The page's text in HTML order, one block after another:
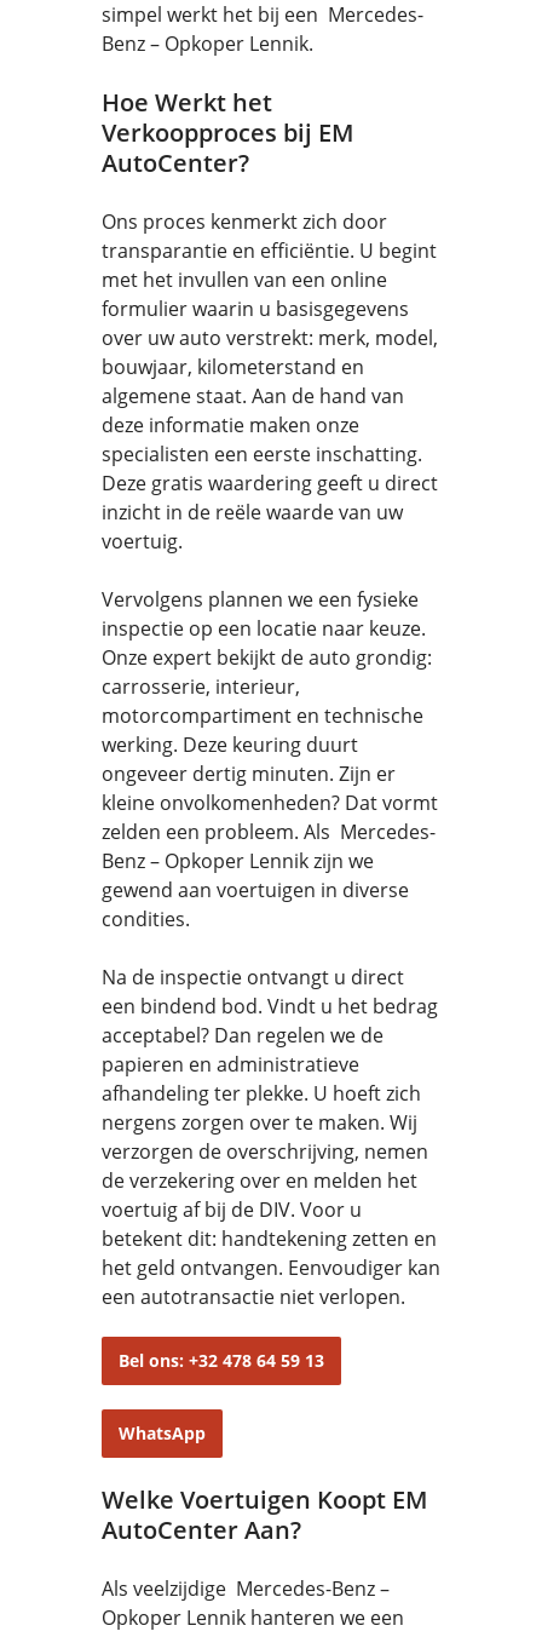
simpel werkt het bij een Mercedes-
Benz – Opkoper Lennik.
Hoe Werkt het
Verkoopproces bij EM
AutoCenter?
Ons proces kenmerkt zich door
transparantie en efficiëntie. U begint
met het invullen van een online
formulier waarin u basisgegevens
over uw auto verstrekt: merk, model,
bouwjaar, kilometerstand en
algemene staat. Aan de hand van
deze informatie maken onze
specialisten een eerste inschatting.
Deze gratis waardering geeft u direct
inzicht in de reële waarde van uw
voertuig.
Vervolgens plannen we een fysieke
inspectie op een locatie naar keuze.
Onze expert bekijkt de auto grondig:
carrosserie, interieur,
motorcompartiment en technische
werking. Deze keuring duurt
ongeveer dertig minuten. Zijn er
kleine onvolkomenheden? Dat vormt
zelden een probleem. Als Mercedes-
Benz – Opkoper Lennik zijn we
gewend aan voertuigen in diverse
condities.
Na de inspectie ontvangt u direct
een bindend bod. Vindt u het bedrag
acceptabel? Dan regelen we de
papieren en administratieve
afhandeling ter plekke. U hoeft zich
nergens zorgen over te maken. Wij
verzorgen de overschrijving, nemen
de verzekering over en melden het
voertuig af bij de DIV. Voor u
betekent dit: handtekening zetten en
het geld ontvangen. Eenvoudiger kan
een autotransactie niet verlopen.
Bel ons: +32 478 64 59 13
WhatsApp
Welke Voertuigen Koopt EM
AutoCenter Aan?
Als veelzijdige Mercedes-Benz –
Opkoper Lennik hanteren we een